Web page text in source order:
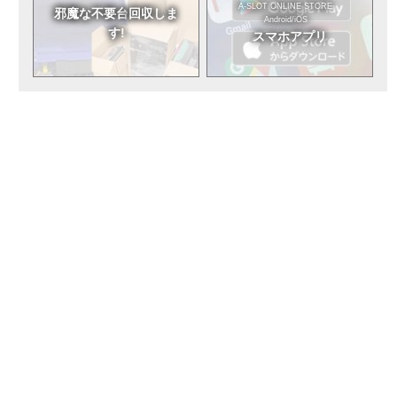
邪魔な不要台回収しま
す!
A-SLOT ONLINE STORE
Android/iOS
スマホアプリ